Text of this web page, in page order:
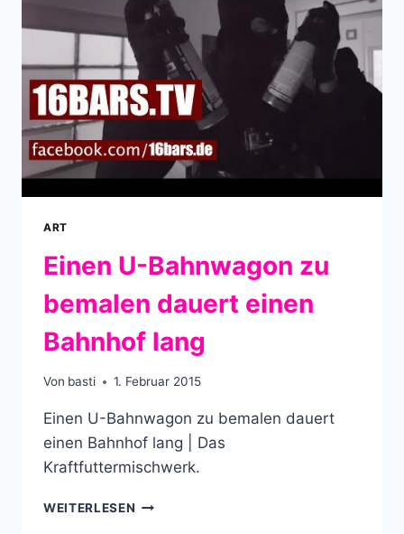
NYC
ART
Einen U-Bahnwagon zu
bemalen dauert einen
Bahnhof lang
Von basti 1. Februar 2015
Einen U-Bahnwagon zu bemalen dauert
einen Bahnhof lang | Das
Kraftfuttermischwerk.
WEITERLESEN EINEN